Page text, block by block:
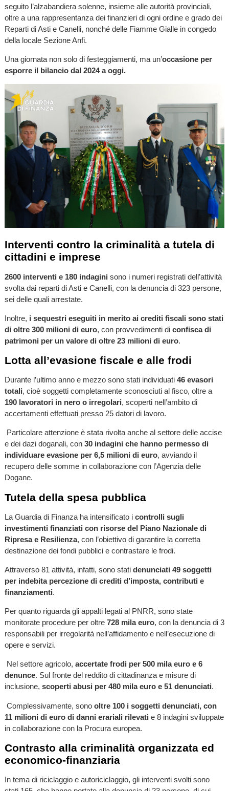
seguito l’alzabandiera solenne, insieme alle autorità provinciali,
oltre a una rappresentanza dei finanzieri di ogni ordine e grado dei
Reparti di Asti e Canelli, nonché delle Fiamme Gialle in congedo
della locale Sezione Anfi.
Una giornata non solo di festeggiamenti, ma un’occasione per
esporre il bilancio dal 2024 a oggi.
Interventi contro la criminalità a tutela di
cittadini e imprese
2600 interventi e 180 indagini sono i numeri registrati dell’attività
svolta dai reparti di Asti e Canelli, con la denuncia di 323 persone,
sei delle quali arrestate.
Inoltre, i sequestri eseguiti in merito ai crediti fiscali sono stati
di oltre 300 milioni di euro, con provvedimenti diconfisca di
patrimoni per un valore di oltre 23 milioni di euro.
Lotta all’evasione fiscale e alle frodi
Durante l’ultimo anno e mezzo sono stati individuati 46 evasori
totali, cioè soggetti completamente sconosciuti al fisco, oltre a
190 lavoratori in nero o irregolari, scoperti nell’ambito di
accertamenti effettuati presso 25 datori di lavoro.
Particolare attenzione è stata rivolta anche al settore delle accise
e dei dazi doganali, con 30 indagini che hanno permesso di
individuare evasione per 6,5 milioni di euro, avviando il
recupero delle somme in collaborazione con l’Agenzia delle
Dogane.
Tutela della spesa pubblica
La Guardia di Finanza ha intensificato i controlli sugli
investimenti finanziati con risorse del Piano Nazionale di
Ripresa e Resilienza, con l’obiettivo di garantire la corretta
destinazione dei fondi pubblici e contrastare le frodi.
Attraverso 81 attività, infatti, sono stati denunciati 49 soggetti
per indebita percezione di crediti d’imposta, contributi e
finanziamenti.
Per quanto riguarda gli appalti legati al PNRR, sono state
monitorate procedure per oltre 728 mila euro, con la denuncia di 3
responsabili per irregolarità nell’affidamento e nell’esecuzione di
opere e servizi.
Nel settore agricolo, accertate frodi per 500 mila euro e 6
denunce. Sul fronte del reddito di cittadinanza e misure di
inclusione, scoperti abusi per 480 mila euro e 51 denunciati.
Complessivamente, sono oltre 100 i soggetti denunciati, con
11 milioni di euro di danni erariali rilevati e 8 indagini sviluppate
in collaborazione con la Procura europea.
Contrasto alla criminalità organizzata ed
economico-finanziaria
In tema di riciclaggio e autoriciclaggio, gli interventi svolti sono